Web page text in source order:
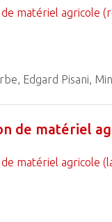
Edgard Pisani,
de matériel